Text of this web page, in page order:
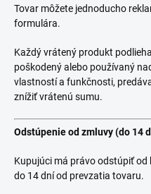
Tovar môžete jednoducho
formulára.
Každý vrátený produkt
poškodený alebo používaný
vlastností a funkčnosti,
znížiť vrátenú sumu.
Odstúpenie od zmluvy (do 14
Kupujúci má právo odstúpiť od
do 14 dní od prevzatia tovaru.